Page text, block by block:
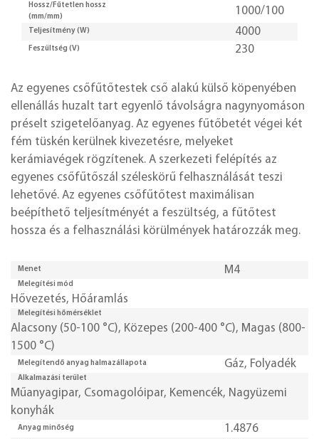
Hossz/Fűtetlen hossz
(mm/mm)
1000/100
Teljesítmény (W) 4000
Feszültség (V) 230
Az egyenes csőfűtőtestek cső alakú külső köpenyében
ellenállás huzalt tart egyenlő távolságra nagynyomáson
préselt szigetelőanyag. Az egyenes fűtőbetét végei két
fém tüskén kerülnek kivezetésre, melyeket
kerámiavégek rögzítenek. A szerkezeti felépítés az
egyenes csőfűtőszál széleskörű felhasználását teszi
lehetővé. Az egyenes csőfűtőtest maximálisan
beépíthető teljesítményét a feszültség, a fűtőtest
hossza és a felhasználási körülmények határozzák meg.
Menet M4
Melegítési mód
Hővezetés, Hőáramlás
Melegítési hőmérséklet
Alacsony (50-100 °C), Közepes (200-400 °C), Magas (800-
1500 °C)
Melegítendő anyag halmazállapota Gáz, Folyadék
Alkalmazási terület
Műanyagipar, Csomagolóipar, Kemencék, Nagyüzemi
konyhák
Anyag minőség 1.4876